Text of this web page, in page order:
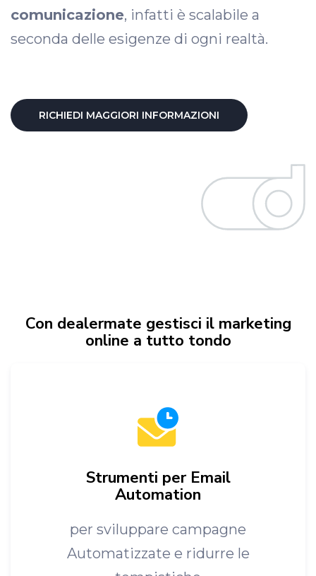
comunicazione, infatti è scalabile a
seconda delle esigenze di ogni realtà.
RICHIEDI MAGGIORI INFORMAZIONI
Con dealermate gestisci il marketing
online a tutto tondo
Strumenti per Email
Automation
per sviluppare campagne
Automatizzate e ridurre le